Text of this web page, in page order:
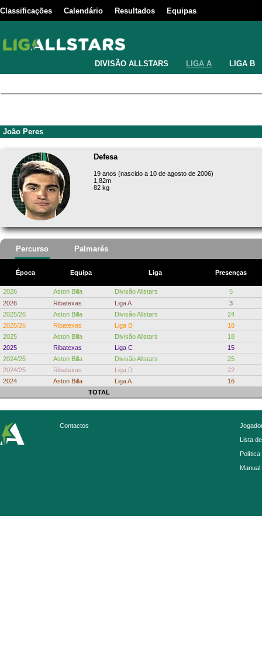
Classificações Calendário Resultados Equipas
DIVISÃO ALLSTARS LIGA A LIGA B
João Peres
Defesa
19 anos (nascido a 10 de agosto de 2006)
1,82m
82 kg
Percurso Palmarés
Época Equipa Liga Presenças
2026 Aston Billa Divisão Allstars
5
2026
Ribatexas Liga A
3
2025/26
Aston Billa Divisão Allstars
24
2025/26
Ribatexas Liga B
18
2025
Aston Billa Divisão Allstars
18
2025
Ribatexas Liga C
15
2024/25
Aston Billa Divisão Allstars
25
2024/25
Ribatexas Liga D
22
2024
Aston Billa Liga A
16
TOTAL
Contactos
Lista
Política